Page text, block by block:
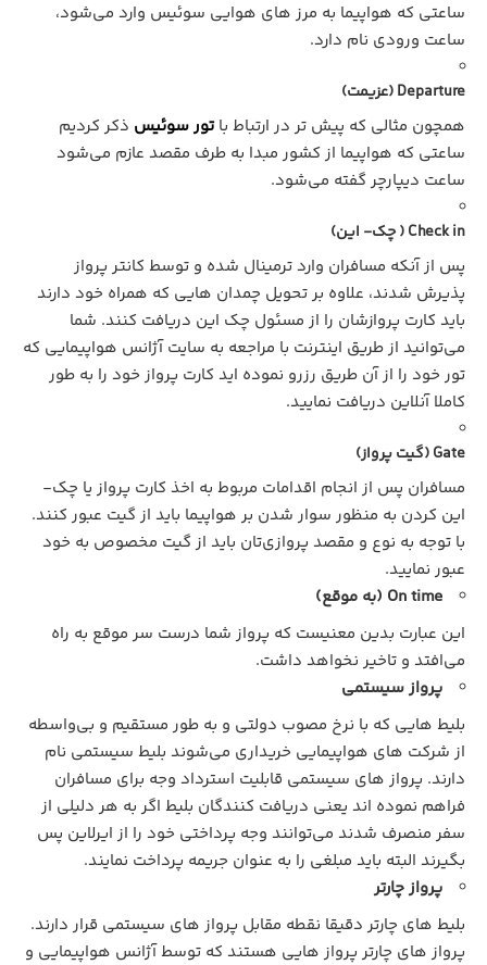
ساعتی که هواپیما به مرز های هوایی سوئیس وارد می‌شود،
ساعت ورودی نام دارد.
Departure (عزیمت)
همچون مثالی که پیش تر در ارتباط با تور سوئیس ذکر کردیم
ساعتی که هواپیما از کشور مبدا به طرف مقصد عازم می‌شود
ساعت دیپارچر گفته می‌شود.
Check in ( چک- این)
پس از آنکه مسافران وارد ترمینال شده و توسط کانتر پرواز
پذیرش شدند، علاوه بر تحویل چمدان هایی که همراه خود دارند
باید کارت پروازشان را از مسئول چک این دریافت کنند. شما
می‌توانید از طریق اینترنت با مراجعه به سایت آژانس هواپیمایی که
تور خود را از آن طریق رزرو نموده اید کارت پرواز خود را به طور
کاملا آنلاین دریافت نمایید.
Gate (گیت پرواز)
مسافران پس از انجام اقدامات مربوط به اخذ کارت پرواز یا چک-
این کردن به منظور سوار شدن بر هواپیما باید از گیت عبور کنند.
با توجه به نوع و مقصد پروازی‌تان باید از گیت مخصوص به خود
عبور نمایید.
On time (به موقع)
این عبارت بدین معنیست که پرواز شما درست سر موقع به راه
می‌افتد و تاخیر نخواهد داشت.
پرواز سیستمی
بلیط هایی که با نرخ مصوب دولتی و به طور مستقیم و بی‌واسطه
از شرکت های هواپیمایی خریداری می‌شوند بلیط سیستمی نام
دارند. پرواز های سیستمی قابلیت استرداد وجه برای مسافران
فراهم نموده اند یعنی دریافت کنندگان بلیط اگر به هر دلیلی از
سفر منصرف شدند می‌توانند وجه پرداختی خود را از ایرلاین پس
بگیرند البته باید مبلغی را به عنوان جریمه پرداخت نمایند.
پرواز چارتر
بلیط های چارتر دقیقا نقطه مقابل پرواز های سیستمی قرار دارند.
پرواز های چارتر پرواز هایی هستند که توسط آژانس هواپیمایی و